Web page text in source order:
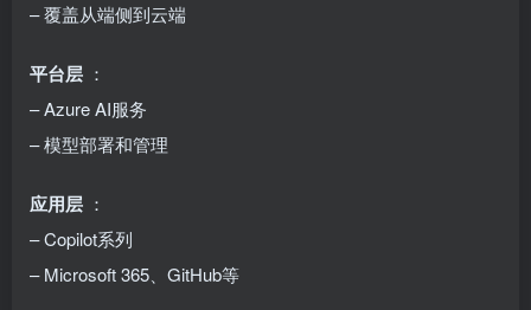
– 覆盖从端侧到云端
平台层 ：
– Azure AI服务
– 模型部署和管理
应用层 ：
– Copilot系列
– Microsoft 365、GitHub等